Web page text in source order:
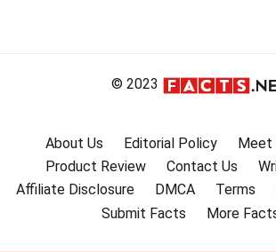
© 2023
About Us Editorial Policy
Meet
Product Review
Contact Us
Affiliate Disclosure
DMCA Terms
Submit Facts
More